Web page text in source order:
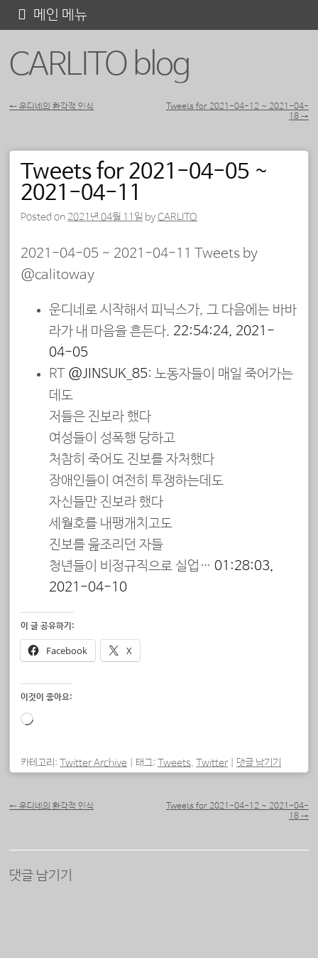
CARLITO blog
메인 메뉴
텐
← 운디네의 환각적 인식
Tweets for 2021-04-12 ~ 2021-04-
18 →
Tweets for 2021-04-05 ~
2021-04-11
Posted on 2021년 04월 11일 byCARLITO
2021-04-05 ~ 2021-04-11 Tweets by
@calitoway
운디네로 시작해서 피닉스가, 그 다음에는 바바
라가 내 마음을 흔든다. 22:54:24, 2021-
04-05
RT @JINSUK_85: 노동자들이 매일 죽어가는
데도
저들은 진보라 했다
여성들이 성폭행 당하고
처참히 죽어도 진보를 자처했다
장애인들이 여전히 투쟁하는데도
자신들만 진보라 했다
세월호를 내팽개치고도
진보를 읊조리던 자들
청년들이 비정규직으로 실업… 01:28:03,
2021-04-10
이 글 공유하기:
Facebook X
이것이 좋아요:
로
중...
카테고리: Twitter Archive 태그: Tweets, Twitter 댓글 남기기
← 운디네의 환각적 인식
Tweets for 2021-04-12 ~ 2021-04-
18 →
댓글 남기기